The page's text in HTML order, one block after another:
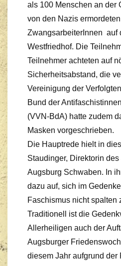
als 100 Menschen an der
von den Nazis
ZwangsarbeiterInnen auf
Westfriedhof. Die
Teilnehmer achteten auf
Sicherheitsabstand, die
Vereinigung der
Bund der
(VVN-BdA) hatte zudem
Masken vorgeschrieben.
Die Hauptrede hielt in
Staudinger, Direktorin
Augsburg Schwaben. In
dazu auf, sich im
Faschismus nicht spalten
Traditionell ist die
Allerheiligen auch der
Augsburger
diesem Jahr aufgrund der